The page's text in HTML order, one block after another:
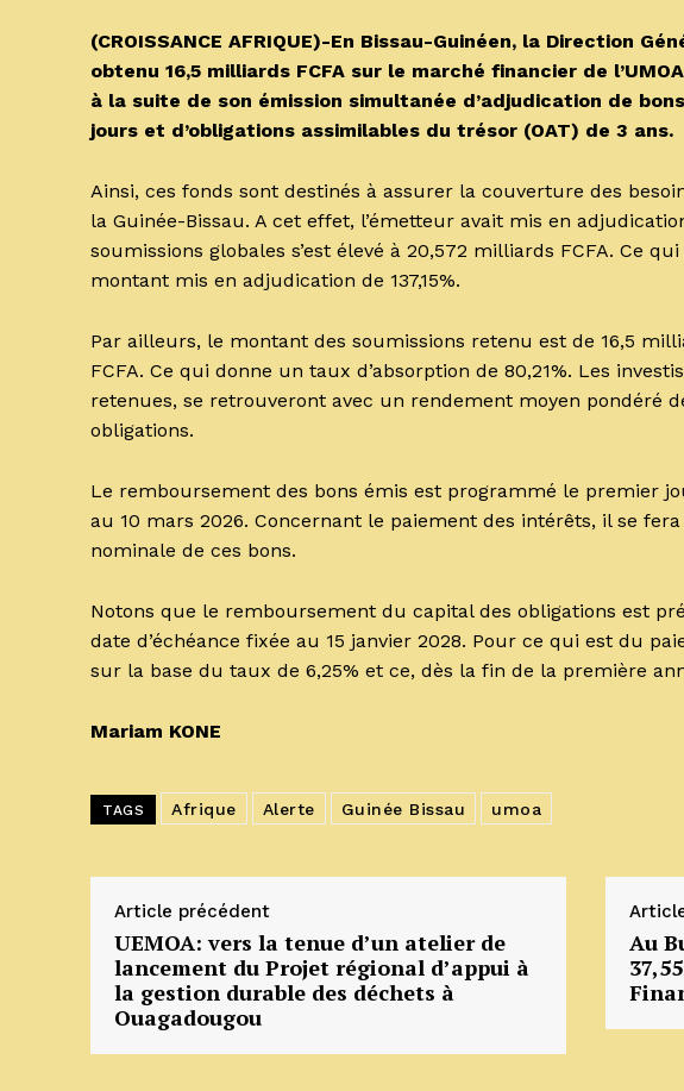
(CROISSANCE AFRIQUE)-En Bissau-Guinéen, la Direction
obtenu 16,5 milliards FCFA sur le marché financier de
à la suite de son émission simultanée d’adjudication de
jours et d’obligations assimilables du trésor (OAT) de 3 ans.
Ainsi, ces fonds sont destinés à assurer la couverture des
la Guinée-Bissau. A cet effet, l’émetteur avait mis en
soumissions globales s’est élevé à 20,572 milliards FCFA. Ce
montant mis en adjudication de 137,15%.
Par ailleurs, le montant des soumissions retenu est de 16,5
FCFA. Ce qui donne un taux d’absorption de 80,21%. Les
retenues, se retrouveront avec un rendement moyen pondéré
obligations.
Le remboursement des bons émis est programmé le premier
au 10 mars 2026. Concernant le paiement des intérêts, il se
nominale de ces bons.
Notons que le remboursement du capital des obligations est
date d’échéance fixée au 15 janvier 2028. Pour ce qui est du
sur la base du taux de 6,25% et ce, dès la fin de la première
Mariam KONE
TAGS Afrique Alerte Guinée Bissau umoa
Article précédent
UEMOA: vers la tenue d’un atelier de
lancement du Projet régional d’appui à
la gestion durable des déchets à
Ouagadougou
Au